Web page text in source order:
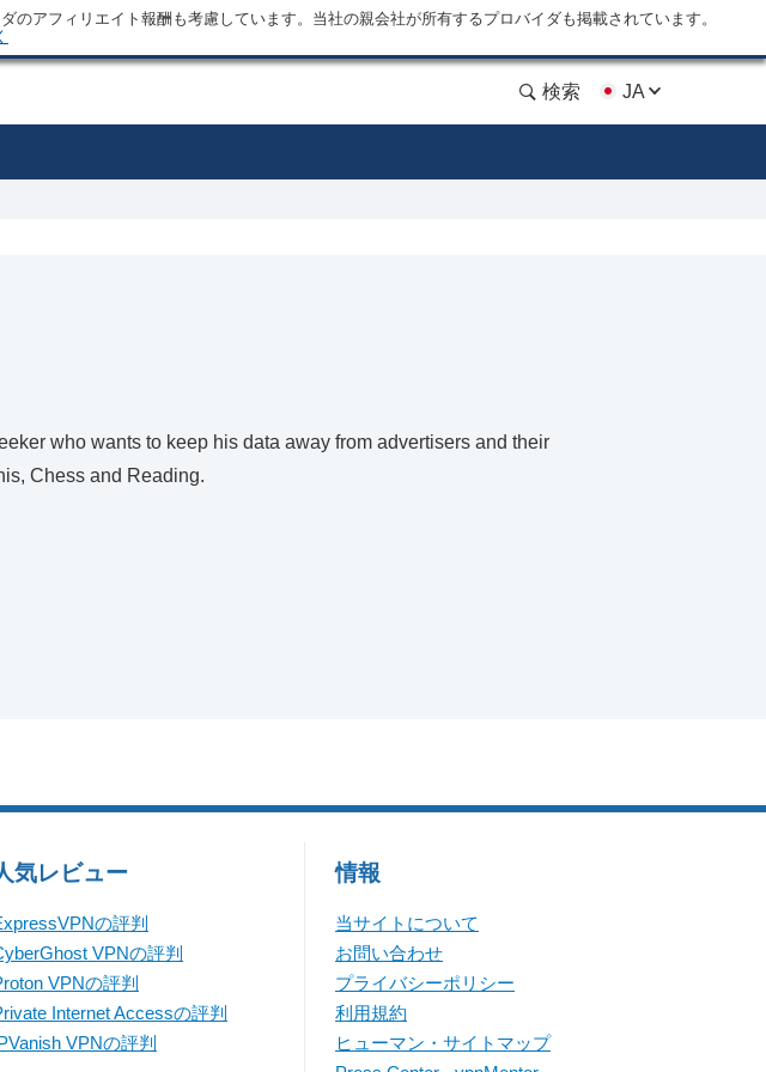
アフィリエイト報酬も考慮しています。当社の親会社が所有するプロバイダも掲載されています。
検索 JA
who wants to keep his data away from advertisers and their
Chess and Reading.
気レビュー
の評判
VPNの評判
VPNの評判
Internet Accessの評判
VPNの評判
情報
当サイトについて
お問い合わせ
プライバシーポリシー
利用規約
ヒューマン・サイトマップ